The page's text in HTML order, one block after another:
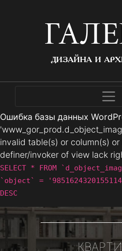
ДИЗАЙНА И
Ошибка базы данных
invalid table(s) or column(s)
definer/invoker of view lack
SELECT * FROM
`object` =
DESC